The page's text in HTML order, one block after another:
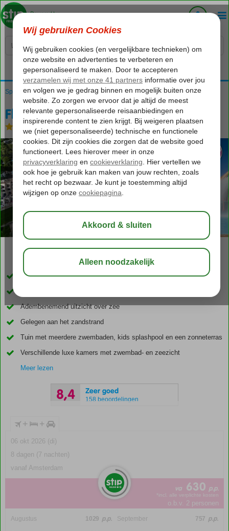
Voelt als thuiskomen...
Spanje Balearen Ibiza new destination Fly & Go Invisa Figueral Resort
Fly & Go Invisa Figueral Resort
Halfpension Plus - Hotel
Inclusief huurauto
Adembenemend uitzicht over zee
Gelegen aan het zandstrand
Tuin met meerdere zwembaden, kids splashpool en een zonneterras
Verschillende luxe kamers met zwembad- en zeezicht
Meer lezen
8,4 Zeer goed
158 beoordelingen
+ +
06 okt 2026 (di)
8 dagen (7 nachten)
vanaf Amsterdam
va 630 p.p.
*incl. alle verplichte kosten
o.b.v. 2 personen
Augustus 1029 p.p. September 757 p.p.